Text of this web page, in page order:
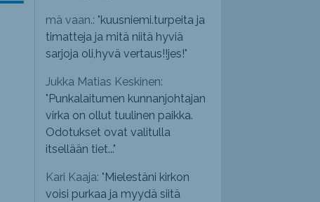
mä vaan.: "kuusniemi.turpeita ja
timatteja ja mitä niitä hyviä
sarjoja oli,hyvä vertaus!!jes!"
Jukka Matias Keskinen:
" Punkalaitumen kunnanjohtajan
virka on ollut tuulinen paikka.
Odotukset ovat valitulla
itsellään tiet..."
Kari Kaaja: " Mielestäni kirkon
voisi purkaa ja myydä siitä